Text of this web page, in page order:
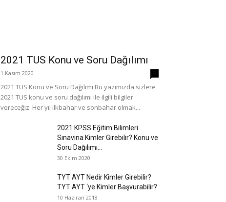
2021 TUS Konu ve Soru Dağılımı
1 Kasım 2020
2021 TUS Konu ve Soru Dağılımı Bu yazımızda sizlere
2021 TUS konu ve soru dağılımı ile ilgili bilgiler
vereceğiz. Her yıl ilkbahar ve sonbahar olmak...
2021 KPSS Eğitim Bilimleri
Sınavına Kimler Girebilir? Konu ve
Soru Dağılımı...
30 Ekim 2020
TYT AYT Nedir Kimler Girebilir?
TYT AYT ‘ye Kimler Başvurabilir?
10 Haziran 2018